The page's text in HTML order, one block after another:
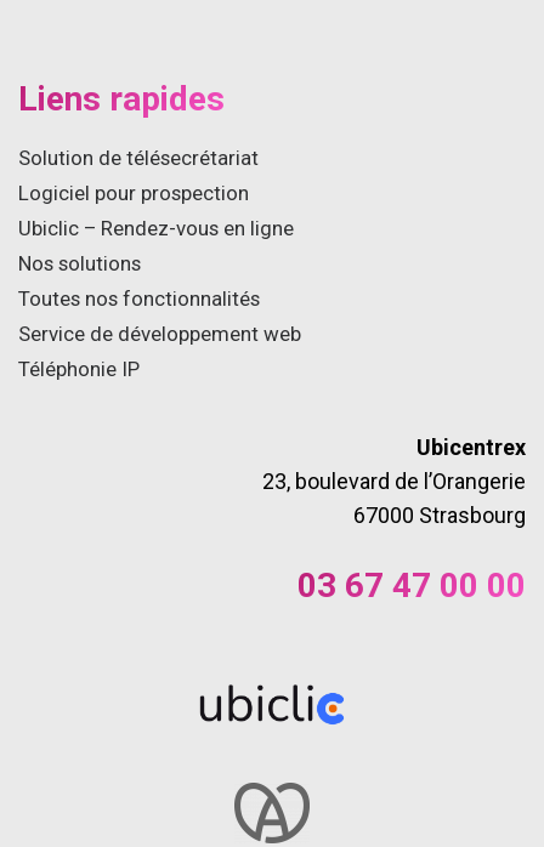
Liens rapides
Solution de télésecrétariat
Logiciel pour prospection
Ubiclic – Rendez-vous en ligne
Nos solutions
Toutes nos fonctionnalités
Service de développement web
Téléphonie IP
Ubicentrex
23, boulevard de l’Orangerie
67000 Strasbourg
03 67 47 00 00